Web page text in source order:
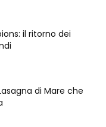
il ritorno dei
di Mare che